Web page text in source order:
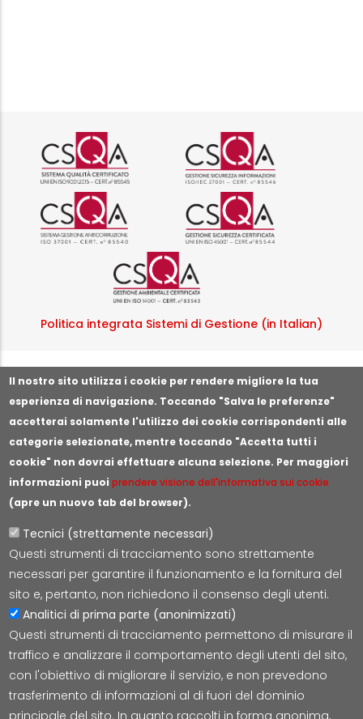
Il nostro sito utilizza i cookie per rendere migliore la tua
esperienza di navigazione. Toccando "Salva le preferenze"
accetterai solamente l'utilizzo dei cookie corrispondenti alle
categorie selezionate, mentre toccando "Accetta tutti i
cookie" non dovrai effettuare alcuna selezione. Per maggiori
informazioni puoiprendere visione dell'informativa sui cookie
(apre un nuovo tab del browser).
Tecnici (strettamente necessari)
Questi strumenti di tracciamento sono strettamente
necessari per garantire il funzionamento e la fornitura del
sito e, pertanto, non richiedono il consenso degli utenti.
Analitici di prima parte (anonimizzati)
Questi strumenti di tracciamento permettono di misurare il
traffico e analizzare il comportamento degli utenti del sito,
con l'obiettivo di migliorare il servizio, e non prevedono
trasferimento di informazioni al di fuori del dominio
principale del sito. In quanto raccolti in forma anonima,
Logo certificazione ISO 9001
Logo
Logo certificazione ISO 37001
Logo
Logo certificazione ISO
Politica integrata Sistemi di Gestione (in Italian)
Segnala illeciti o irregolarità
Lepida S.c.p.A.
Via della Liberazione 15, 40128 Bologna
PEC:
segreteria@pec.lepida.it
Capitale Sociale i.v. ad oggi € 69.881.000,00
P.IVA/CF 02770891204